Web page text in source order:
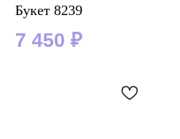
Букет 8239
7 450 ₽